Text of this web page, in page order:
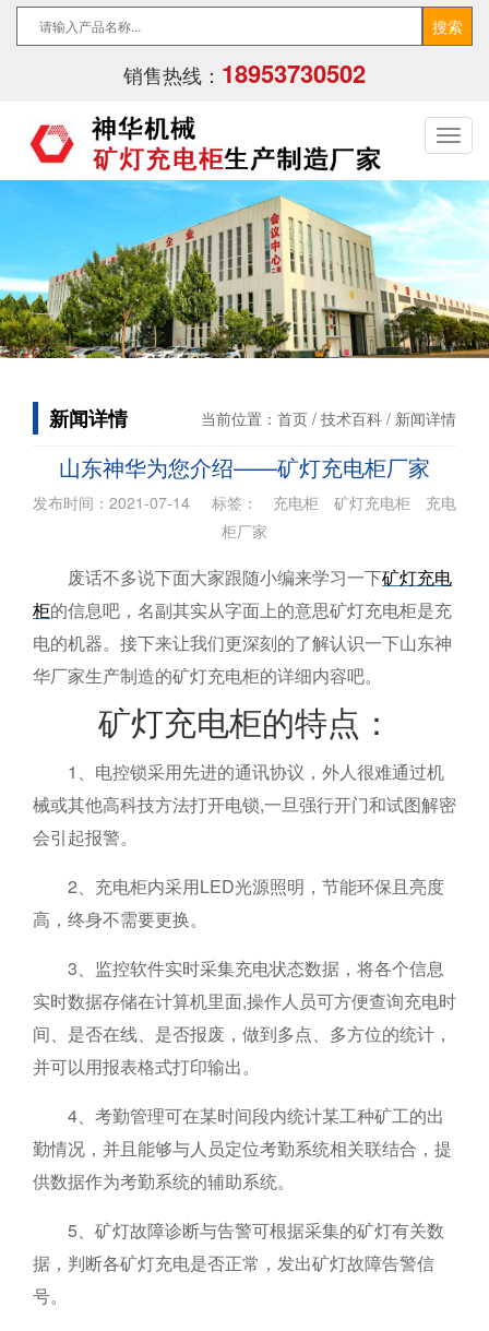
销售热线： 18953730502
新闻详情 当前位置： 首页 / 技术百科 / 新闻详情
山东神华为您介绍——矿灯充电柜厂家
发布时间：2021-07-14 标签： 充电柜 矿灯充电柜
充电
柜厂家
废话不多说下面大家跟随小编来学习一下矿灯充电
柜的信息吧，名副其实从字面上的意思矿灯充电柜是充
电的机器。接下来让我们更深刻的了解认识一下山东神
华厂家生产制造的矿灯充电柜的详细内容吧。
矿灯充电柜的特点：
1、电控锁采用先进的通讯协议，外人很难通过机
械或其他高科技方法打开电锁,一旦强行开门和试图解密
会引起报警。
2、充电柜内采用LED光源照明，节能环保且亮度
高，终身不需要更换。
3、监控软件实时采集充电状态数据，将各个信息
实时数据存储在计算机里面,操作人员可方便查询充电时
间、是否在线、是否报废，做到多点、多方位的统计，
并可以用报表格式打印输出。
4、考勤管理可在某时间段内统计某工种矿工的出
勤情况，并且能够与人员定位考勤系统相关联结合，提
供数据作为考勤系统的辅助系统。
5、矿灯故障诊断与告警可根据采集的矿灯有关数
据，判断各矿灯充电是否正常，发出矿灯故障告警信
号。